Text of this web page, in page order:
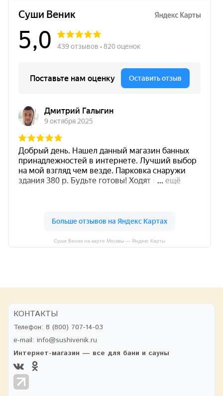
Суши Веник на карте Москвы — Яндекс Карты
КОНТАКТЫ
Телефон: 8 (800) 707-14-03
e-mail: info@sushivenik.ru
Интернет-магазин — все для бани и сауны